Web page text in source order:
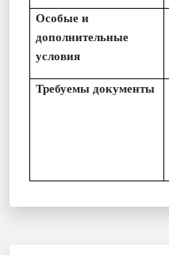
Особые и
дополнительные
условия
Требуемы документы